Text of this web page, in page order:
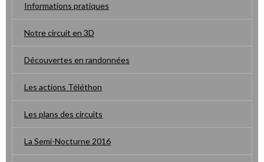
Informations pratiques
Notre circuit en 3D
Découvertes en randonnées
Les actions Téléthon
Les plans des circuits
La Semi-Nocturne 2016